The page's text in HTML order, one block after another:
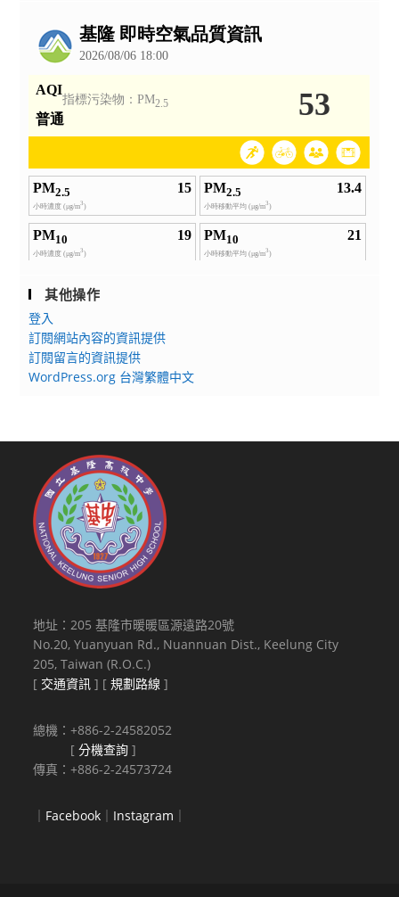
其他操作
登入
訂閱網站內容的資訊提供
訂閱留言的資訊提供
WordPress.org 台灣繁體中文
地址：205 基隆市暖暖區源遠路20號
No.20, Yuanyuan Rd., Nuannuan Dist., Keelung City
205, Taiwan (R.O.C.)
[ 交通資訊 ] [規劃路線 ]
總機：+886-2-24582052
[分機查詢 ]
傳真：+886-2-24573724
｜ Facebook ｜ Instagram ｜